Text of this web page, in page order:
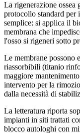
La rigenerazione ossea
protocollo standard
semplice: si applica il
membrana che
l'osso si rigeneri sotto
Le membrane possono
riassorbibili (titanio
maggiore
intervento per la
dalla necessità di
La letteratura riporta
impianti in siti trattati
blocco autologhi con